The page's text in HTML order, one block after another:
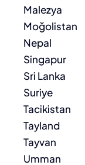
Malezya
Moğolistan
Nepal
Singapur
Sri Lanka
Suriye
Tacikistan
Tayland
Tayvan
Umman